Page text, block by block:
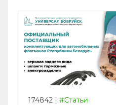
174842 | #Статьи